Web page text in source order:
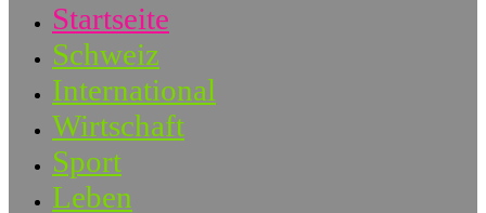
Startseite
Schweiz
International
Wirtschaft
Sport
Leben